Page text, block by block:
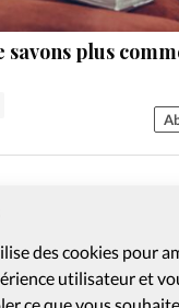
des cookies pour
utilisateur et
savons plus